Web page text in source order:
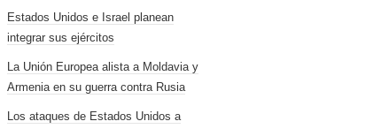
Estados Unidos e Israel planean
integrar sus ejércitos
La Unión Europea alista a Moldavia y
Armenia en su guerra contra Rusia
Los ataques de Estados Unidos a